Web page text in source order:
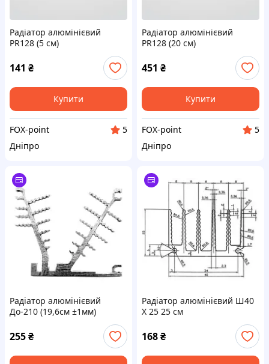
Радіатор алюмінієвий
PR128 (5 см)
141 ₴
Купити
FOX-point
5
Дніпро
Радіатор алюмінієвий
PR128 (20 см)
451 ₴
Купити
FOX-point
5
Дніпро
Радіатор алюмінієвий
До-210 (19,6см ±1мм)
255₴
Радіатор алюмінієвий Ш40
Х 25 25 см
168₴